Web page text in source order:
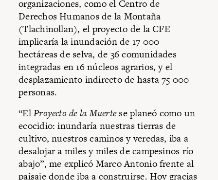
organizaciones, como el Centro de
Derechos Humanos de la Montaña
(Tlachinollan), el proyecto de la CFE
implicaría la inundación de 17 000
hectáreas de selva, de 36 comunidades
integradas en 16 núcleos agrarios, y el
desplazamiento indirecto de hasta 75 000
personas.
“ElProyecto de la Muertese planeó como un
ecocidio: inundaría nuestras tierras de
cultivo, nuestros caminos y veredas, iba a
desalojar a miles y miles de campesinos río
abajo”, me explicó Marco Antonio frente al
paisaje donde iba a construirse. Hoy gracias